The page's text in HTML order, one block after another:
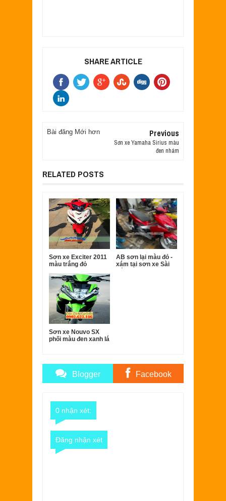
SHARE ARTICLE
Bài đăng Mới hơn Previous
Sơn xe Yamaha Sirius màu
đen nhám
RELATED POSTS
Sơn xe Exciter 2011
màu trắng đỏ
AB sơn lại màu đỏ -
xám tại sơn xe Sài
Sơn xe Nouvo SX
phối màu đen xanh lá
Blogger Facebook
0 nhận xét:
Đăng nhận xét